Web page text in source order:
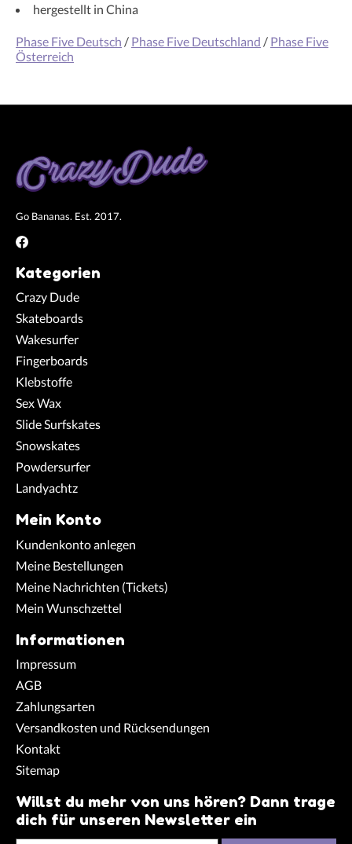
hergestellt in China
Phase Five Deutsch / Phase Five Deutschland / Phase Five
Österreich
Go Bananas. Est. 2017.
Kategorien
Crazy Dude
Skateboards
Wakesurfer
Fingerboards
Klebstoffe
Sex Wax
Slide Surfskates
Snowskates
Powdersurfer
Landyachtz
Mein Konto
Kundenkonto anlegen
Meine Bestellungen
Meine Nachrichten (Tickets)
Mein Wunschzettel
Informationen
Impressum
AGB
Zahlungsarten
Versandkosten und Rücksendungen
Kontakt
Sitemap
Willst du mehr von uns hören? Dann trage
dich für unseren Newsletter ein